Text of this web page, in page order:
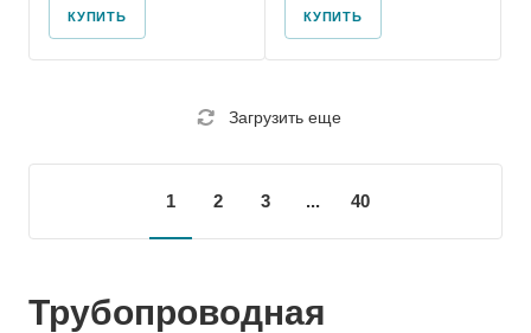
КУПИТЬ КУПИТЬ
Загрузить еще
1 2 3 ... 40
Трубопроводная